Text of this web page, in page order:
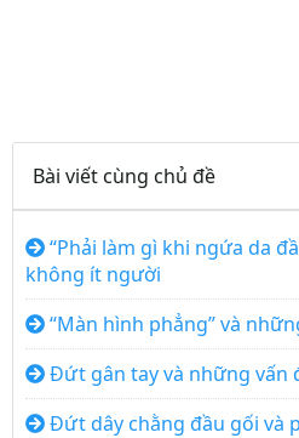
Bài viết cùng chủ đề
“Phải làm gì khi ngứa da
không ít người
“Màn hình phẳng” và
Đứt gân tay và những vấn
Đứt dây chằng đầu gối và